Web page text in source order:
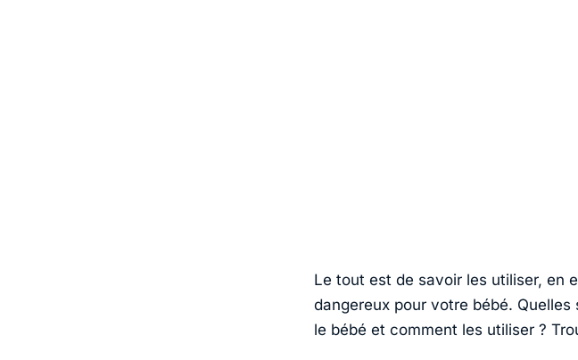
Le tout est de savoir les utiliser, en
dangereux pour votre bébé.
le bébé et comment les utiliser ?